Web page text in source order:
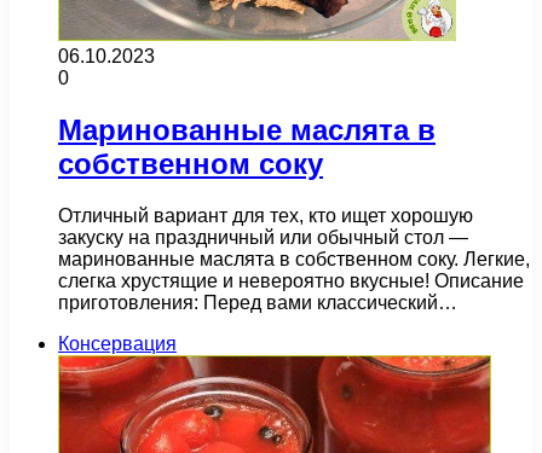
06.10.2023
0
Маринованные маслята в
собственном соку
Отличный вариант для тех, кто ищет хорошую
закуску на праздничный или обычный стол —
маринованные маслята в собственном соку. Легкие,
слегка хрустящие и невероятно вкусные! Описание
приготовления: Перед вами классический…
Консервация